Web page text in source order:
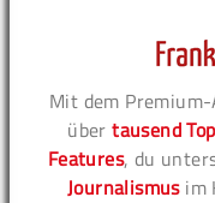
Mit dem
übertausend
Features, du
Journalismusim